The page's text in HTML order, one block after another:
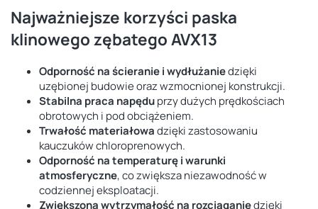
Najważniejsze korzyści paska
klinowego zębatego AVX13
Odporność na ścieranie i wydłużaniedzięki
uzębionej budowie oraz wzmocnionej konstrukcji.
Stabilna praca napęduprzy dużych prędkościach
obrotowych i pod obciążeniem.
Trwałość materiałowadzięki zastosowaniu
kauczuków chloroprenowych.
Odporność na temperaturę i warunki
atmosferyczne, co zwiększa niezawodność w
codziennej eksploatacji.
Zwiększona wytrzymałość na rozciąganiedzięki